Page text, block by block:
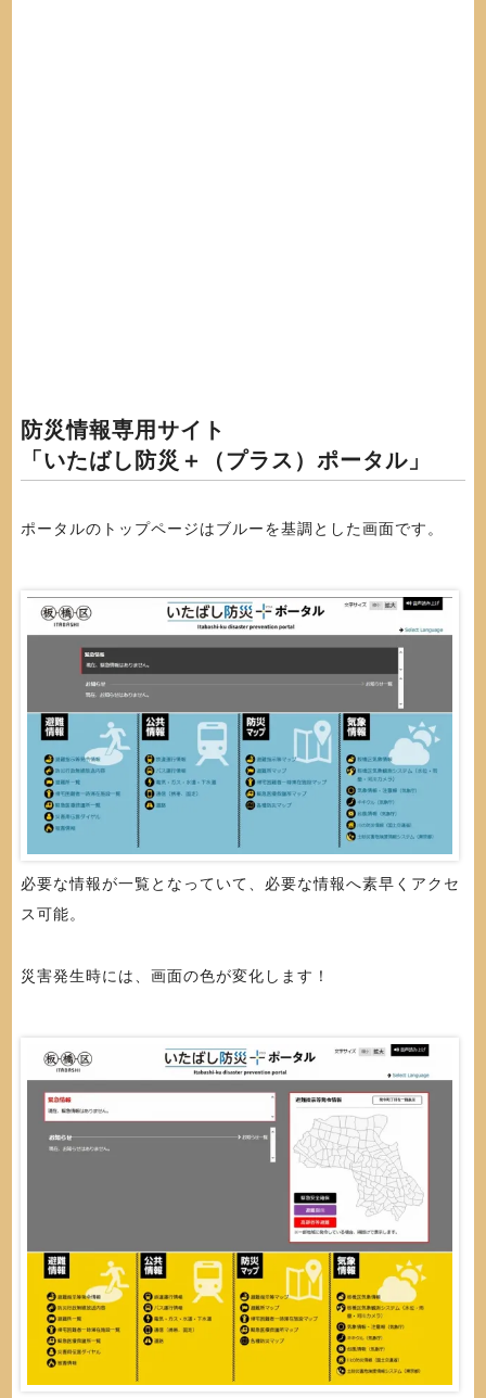
防災情報専用サイト
「いたばし防災＋（プラス）ポータル」
ポータルのトップページはブルーを基調とした画面です。
必要な情報が一覧となっていて、必要な情報へ素早くアクセ
ス可能。
災害発生時には、画面の色が変化します！